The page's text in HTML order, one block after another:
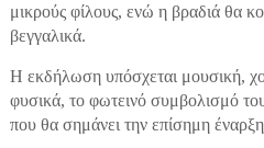
μικρούς φίλους, ενώ η βραδιά θα
βεγγαλικά.
Η εκδήλωση υπόσχεται μουσική,
φυσικά, το φωτεινό συμβολισμό
που θα σημάνει την επίσημη